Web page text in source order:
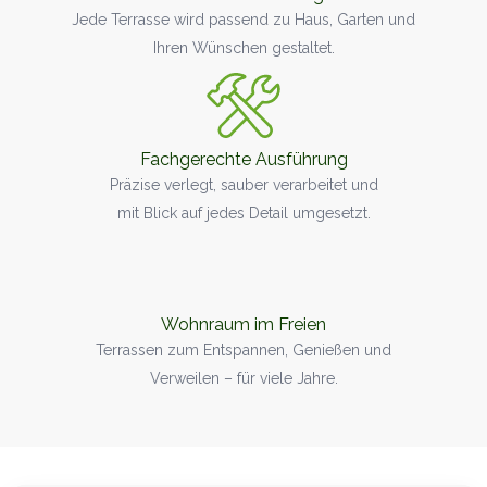
Jede Terrasse wird passend zu Haus, Garten und
Ihren Wünschen gestaltet.
Fachgerechte Ausführung
Präzise verlegt, sauber verarbeitet und
mit Blick auf jedes Detail umgesetzt.
Wohnraum im Freien
Terrassen zum Entspannen, Genießen und
Verweilen – für viele Jahre.